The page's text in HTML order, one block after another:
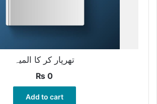
تھرپار کر کا المیہ
₨ 0
Add to cart